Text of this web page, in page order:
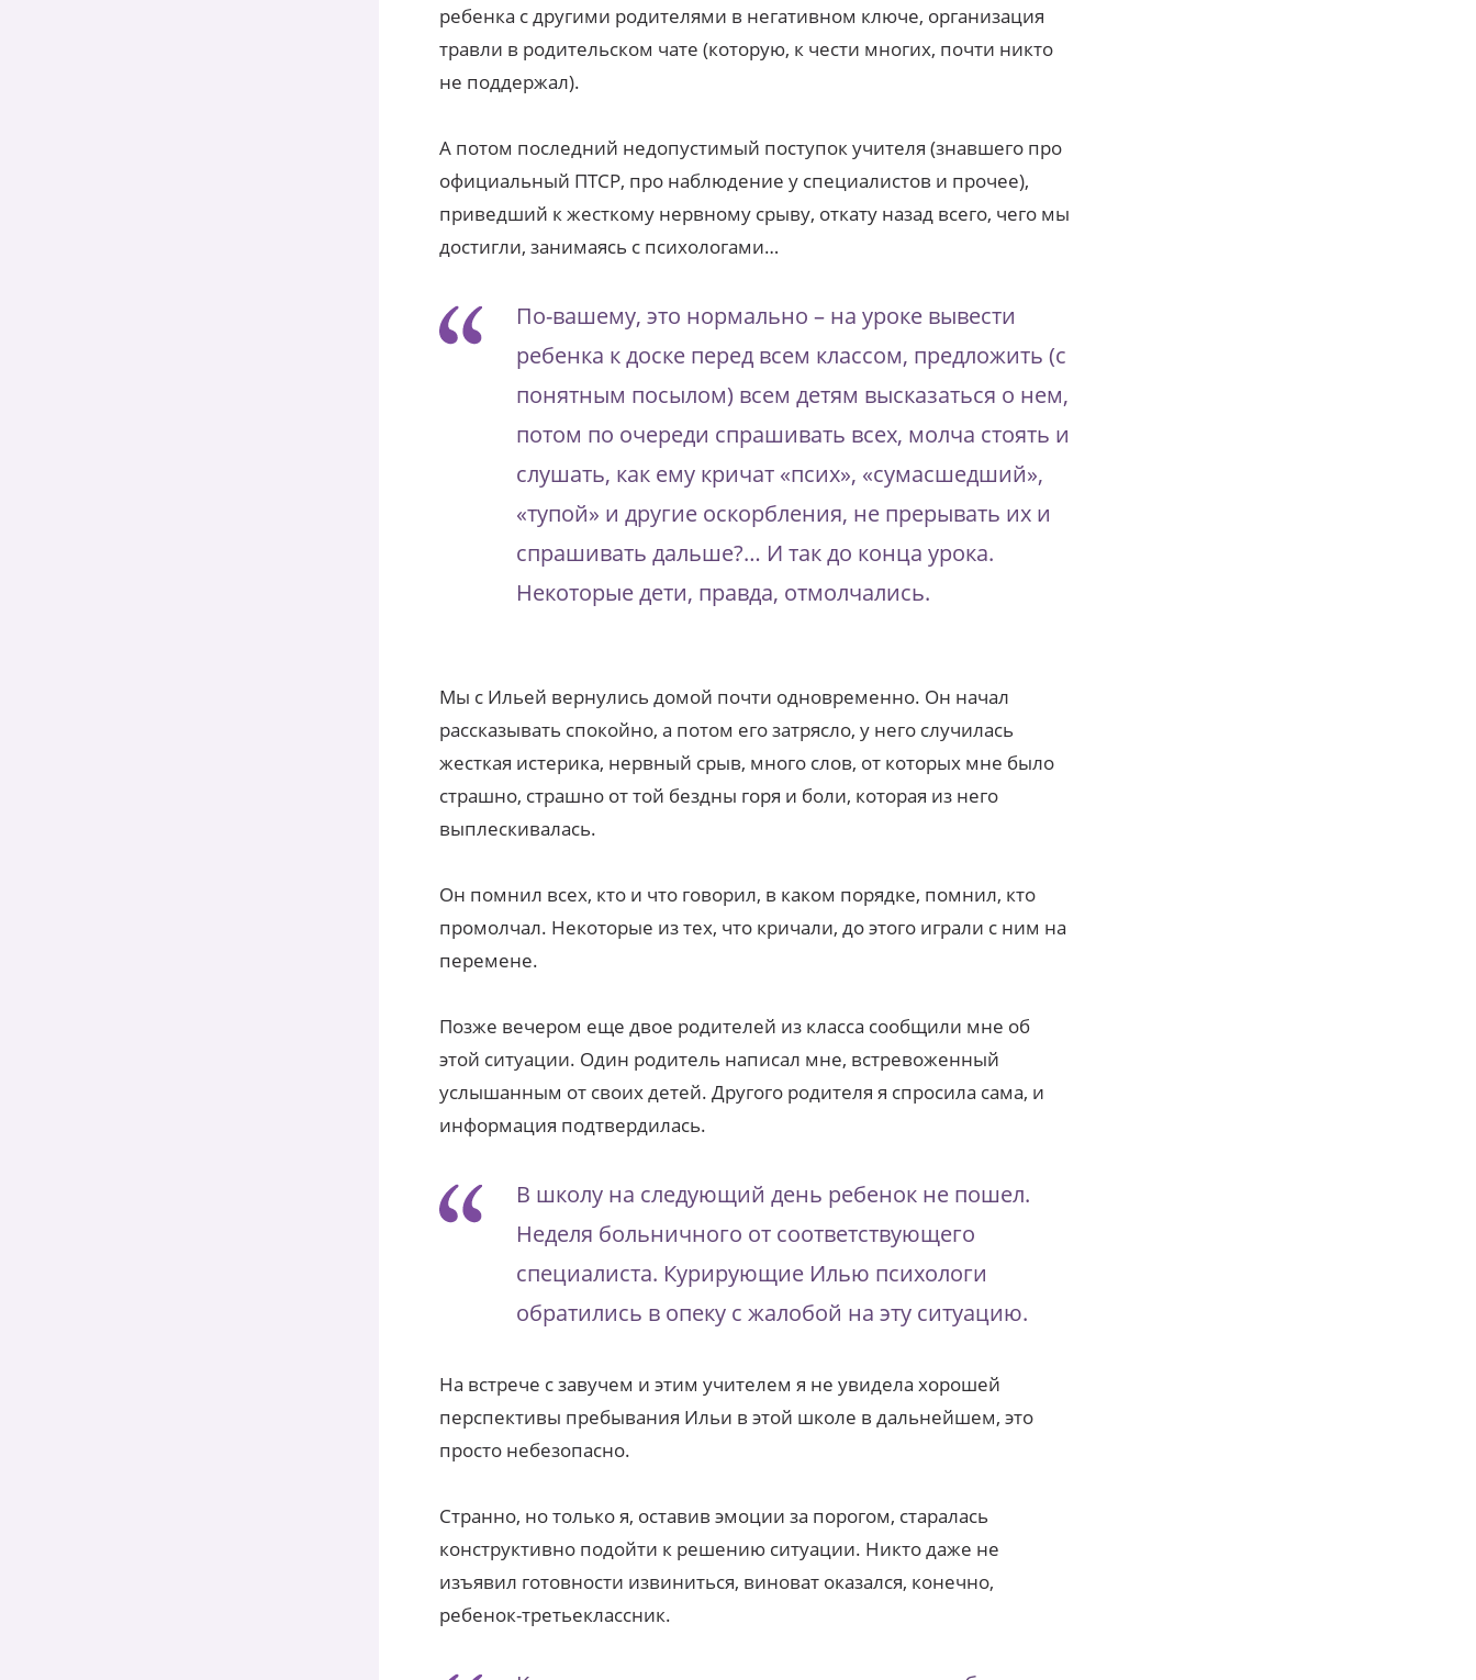
ребенка с другими родителями в негативном ключе, организация
травли в родительском чате (которую, к чести многих, почти никто
не поддержал).
А потом последний недопустимый поступок учителя (знавшего про
официальный ПТСР, про наблюдение у специалистов и прочее),
приведший к жесткому нервному срыву, откату назад всего, чего мы
достигли, занимаясь с психологами…
По-вашему, это нормально – на уроке вывести
ребенка к доске перед всем классом, предложить (с
понятным посылом) всем детям высказаться о нем,
потом по очереди спрашивать всех, молча стоять и
слушать, как ему кричат «псих», «сумасшедший»,
«тупой» и другие оскорбления, не прерывать их и
спрашивать дальше?… И так до конца урока.
Некоторые дети, правда, отмолчались.
Мы с Ильей вернулись домой почти одновременно. Он начал
рассказывать спокойно, а потом его затрясло, у него случилась
жесткая истерика, нервный срыв, много слов, от которых мне было
страшно, страшно от той бездны горя и боли, которая из него
выплескивалась.
Он помнил всех, кто и что говорил, в каком порядке, помнил, кто
промолчал. Некоторые из тех, что кричали, до этого играли с ним на
перемене.
Позже вечером еще двое родителей из класса сообщили мне об
этой ситуации. Один родитель написал мне, встревоженный
услышанным от своих детей. Другого родителя я спросила сама, и
информация подтвердилась.
В школу на следующий день ребенок не пошел.
Неделя больничного от соответствующего
специалиста. Курирующие Илью психологи
обратились в опеку с жалобой на эту ситуацию.
На встрече с завучем и этим учителем я не увидела хорошей
перспективы пребывания Ильи в этой школе в дальнейшем, это
просто небезопасно.
Странно, но только я, оставив эмоции за порогом, старалась
конструктивно подойти к решению ситуации. Никто даже не
изъявил готовности извиниться, виноват оказался, конечно,
ребенок-третьеклассник.